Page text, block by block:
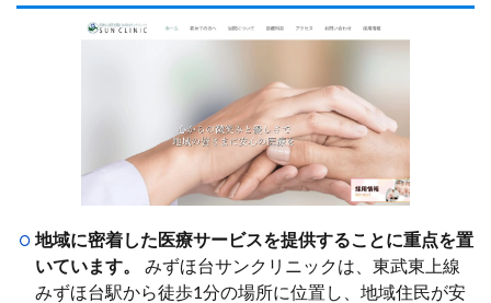
地域に密着した医療サービスを提供することに重点を置
いています。
みずほ台サンクリニックは、東武東上線
みずほ台駅から徒歩1分の場所に位置し、地域住民が安